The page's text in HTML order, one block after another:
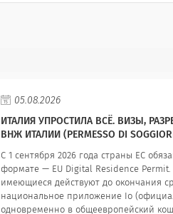
05.08.2026
ИТАЛИЯ УПРОСТИЛА ВСЁ. ВИЗЫ,
ВНЖ ИТАЛИИ (PERMESSO DI
С 1 сентября 2026 года страны ЕС
формате — EU Digital Residence
имеющиеся действуют до окончания
национальное приложение Io
одновременно в общеевропейский